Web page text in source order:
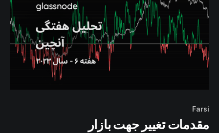
Farsi
مقدمات تغییر جهت بازار